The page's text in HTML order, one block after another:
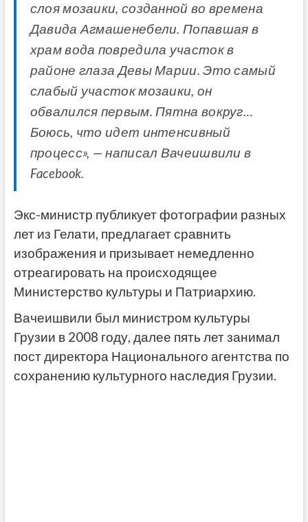
слоя мозаики, созданной во времена
Давида Агмашенебели. Попавшая в
храм вода повредила участок в
районе глаза Девы Марии. Это самый
слабый участок мозаики, он
обвалился первым. Пятна вокруг…
Боюсь, что идет интенсивный
процесс», — написал Вачеишвили в
Facebook.
Экс-министр публикует фотографии разных
лет из Гелати, предлагает сравнить
изображения и призывает немедленно
отреагировать на происходящее
Министерство культуры и Патриархию.
Вачеишвили был министром культуры
Грузии в 2008 году, далее пять лет занимал
пост директора Национального агентства по
сохранению культурного наследия Грузии.